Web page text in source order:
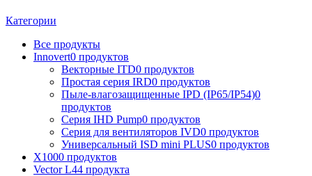
Категории
Все продукты
Innovert0 продуктов
Векторные ITD0 продуктов
Простая серия IRD0 продуктов
Пыле-влагозащищенные IPD (IP65/IP54)0
продуктов
Серия IHD Pump0 продуктов
Серия для вентиляторов IVD0 продуктов
Универсальный ISD mini PLUS0 продуктов
X1000 продуктов
Vector L44 продукта